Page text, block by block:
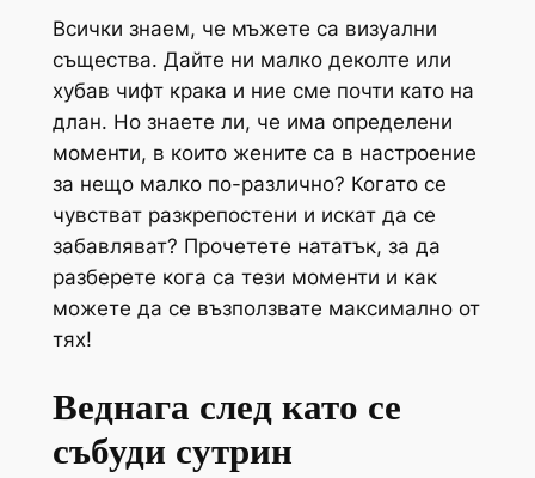
Всички знаем, че мъжете са визуални
същества. Дайте ни малко деколте или
хубав чифт крака и ние сме почти като на
длан. Но знаете ли, че има определени
моменти, в които жените са в настроение
за нещо малко по-различно? Когато се
чувстват разкрепостени и искат да се
забавляват? Прочетете нататък, за да
разберете кога са тези моменти и как
можете да се възползвате максимално от
тях!
Веднага след като се
събуди сутрин